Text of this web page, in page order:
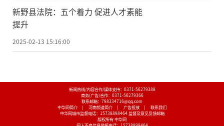
新野县法院：五个着力 促进人才素能
提升
2025-02-13 15:16:00
新闻热线/内容合作/媒体支持： 0371-56279388
商务(广告)合作： 0371-56279366
联系邮箱：798334716@qq.com
中华网简介
| 河南频道简介 | 广告投放 |
联系我们
中华网城市监督电话： 15738898464 监督及意见反馈邮箱
版权所有 中华网